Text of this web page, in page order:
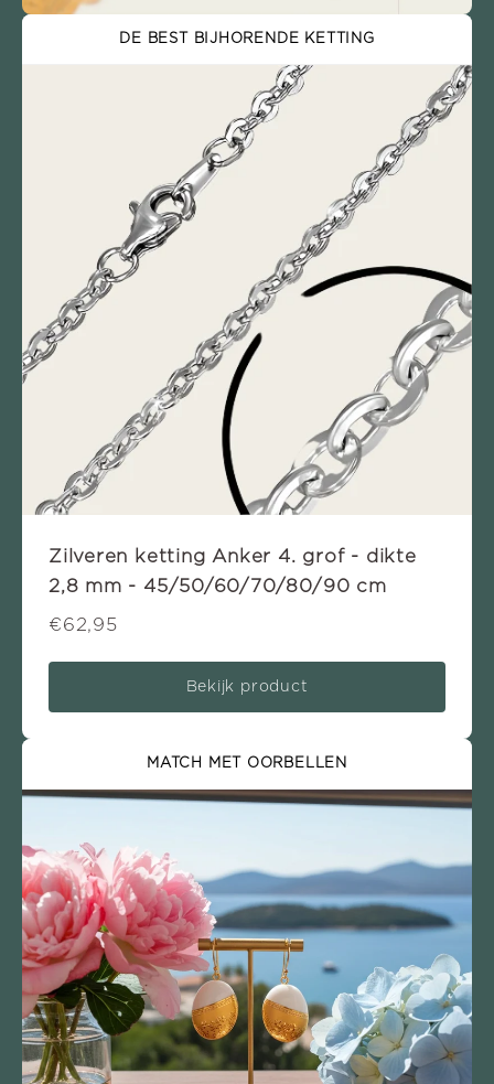
DE BEST BIJHORENDE KETTING
Zilveren ketting Anker 4. grof - dikte
2,8 mm - 45/50/60/70/80/90 cm
€62,95
Bekijk product
MATCH MET OORBELLEN